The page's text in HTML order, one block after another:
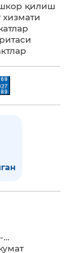
қилиш
хизмати